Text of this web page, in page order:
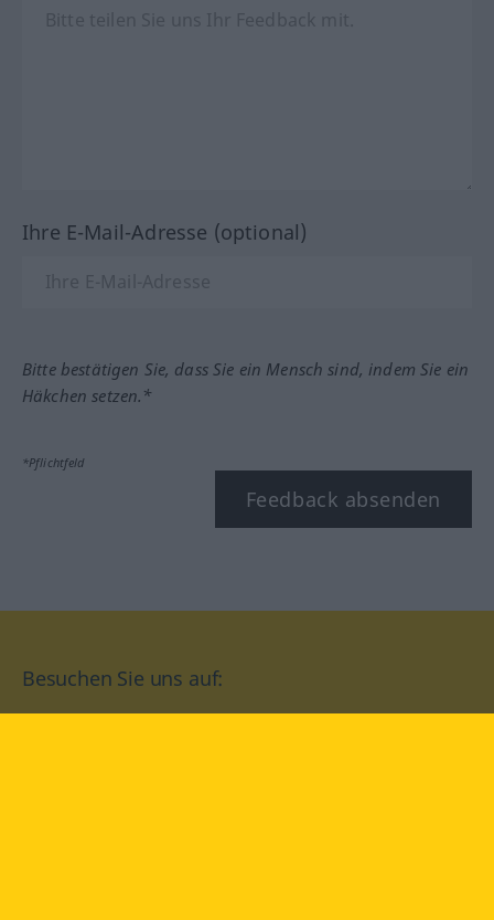
Ihre E-Mail-Adresse (optional)
Bitte bestätigen Sie, dass Sie ein Mensch sind, indem Sie ein
Häkchen setzen.*
*Pflichtfeld
Feedback absenden
Besuchen Sie uns auf: